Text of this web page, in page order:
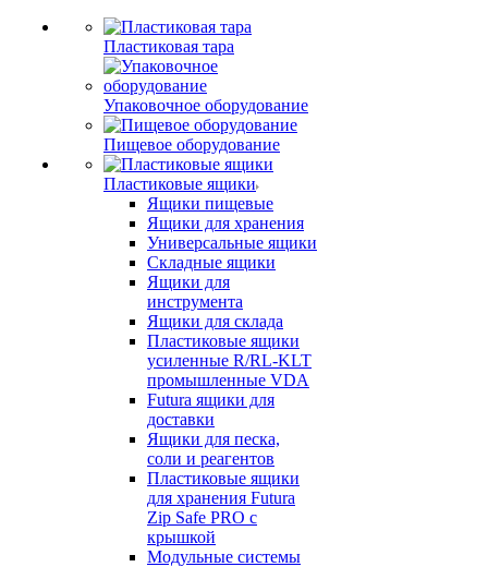
Пластиковая тара
Упаковочное оборудование
Пищевое оборудование
Пластиковые ящики
Ящики пищевые
Ящики для хранения
Универсальные ящики
Складные ящики
Ящики для
инструмента
Ящики для склада
Пластиковые ящики
усиленные R/RL-KLT
промышленные VDA
Futura ящики для
доставки
Ящики для песка,
соли и реагентов
Пластиковые ящики
для хранения Futura
Zip Safe PRO с
крышкой
Модульные системы